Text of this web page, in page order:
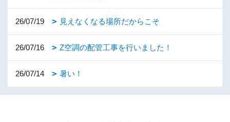
26/07/19 見えなくなる場所だからこそ
26/07/16 Z空調の配管工事を行いました！
26/07/14 暑い！